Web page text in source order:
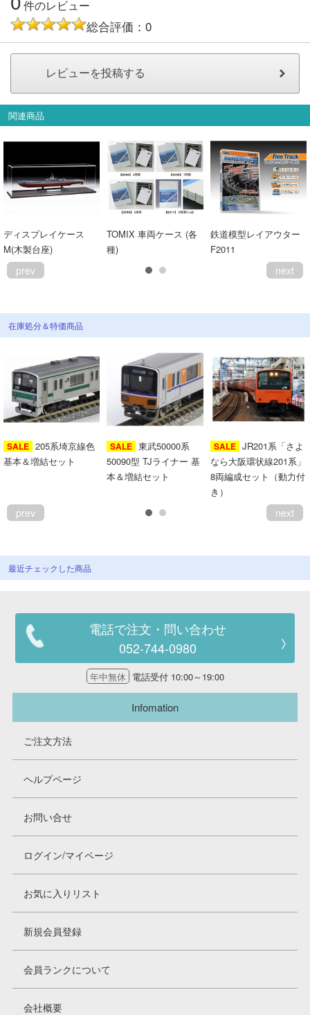
お気に入りリスト
レビューについて
© 2026 Mid Japan, Inc.
件のレビュー
総合評価：0
関連商品
ディスプレイケース
M(木製台座)
TOMIX 車両ケース (各
種)
鉄道模型レイアウター
F2011
prev next
在庫処分＆特価商品
SALE 205系埼京線色
基本＆増結セット
SALE 東武50000系
50090型 TJライナー 基
本＆増結セット
SALE JR201系「さよ
なら大阪環状線201系」
8両編成セット（動力付
き）
prev next
最近チェックした商品
電話で注文・問い合わせ
052-744-0980
年中無休 電話受付 10:00～19:00
Infomation
ご注文方法
ヘルプページ
お問い合せ
ログイン/マイページ
お気に入りリスト
新規会員登録
会員ランクについて
会社概要